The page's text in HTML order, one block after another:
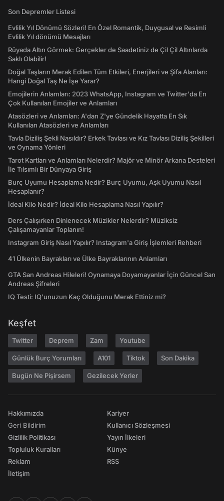
Son Depremler Listesi
Evlilik Yıl Dönümü Sözleri! En Özel Romantik, Duygusal ve Resimli
Evlilik Yıl dönümü Mesajları
Rüyada Altın Görmek: Gerçekler de Saadetiniz de Çil Çil Altınlarda
Saklı Olabilir!
Doğal Taşların Merak Edilen Tüm Etkileri, Enerjileri ve Şifa Alanları:
Hangi Doğal Taş Ne İşe Yarar?
Emojilerin Anlamları: 2023 WhatsApp, Instagram ve Twitter'da En
Çok Kullanılan Emojiler ve Anlamları
Atasözleri ve Anlamları: A'dan Z'ye Gündelik Hayatta En Sık
Kullanılan Atasözleri ve Anlamları
Tavla Diziliş Şekli Nasıldır? Erkek Tavlası ve Kız Tavlası Diziliş Şekilleri
ve Oynama Yönleri
Tarot Kartları ve Anlamları Nelerdir? Majör ve Minör Arkana Desteleri
İle Tılsımlı Bir Dünyaya Giriş
Burç Uyumu Hesaplama Nedir? Burç Uyumu, Aşk Uyumu Nasıl
Hesaplanır?
İdeal Kilo Nedir? İdeal Kilo Hesaplama Nasıl Yapılır?
Ders Çalışırken Dinlenecek Müzikler Nelerdir? Müziksiz
Çalışamayanlar Toplanın!
Instagram Giriş Nasıl Yapılır? Instagram'a Giriş İşlemleri Rehberi
41 Ülkenin Bayrakları ve Ülke Bayraklarının Anlamları
GTA San Andreas Hileleri! Oynamaya Doyamayanlar İçin Güncel San
Andreas Şifreleri
IQ Testi: IQ'unuzun Kaç Olduğunu Merak Ettiniz mi?
Keşfet
Twitter Deprem Zam Youtube
Günlük Burç Yorumları A101 Tiktok Son Dakika
Bugün Ne Pişirsem Gezilecek Yerler
Hakkımızda
Geri Bildirim
Gizlilik Politikası
Topluluk Kuralları
Reklam
İletişim
Kariyer
Kullanıcı Sözleşmesi
Yayın İlkeleri
Künye
RSS